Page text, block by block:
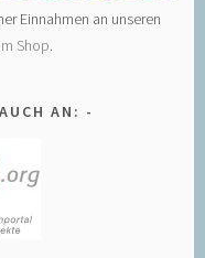
Einnahmen an unseren
Shop.
AN: